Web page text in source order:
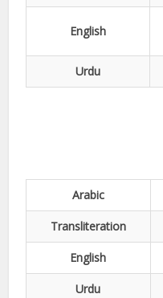
English
Urdu
Arabic
Transliteration
English
Urdu